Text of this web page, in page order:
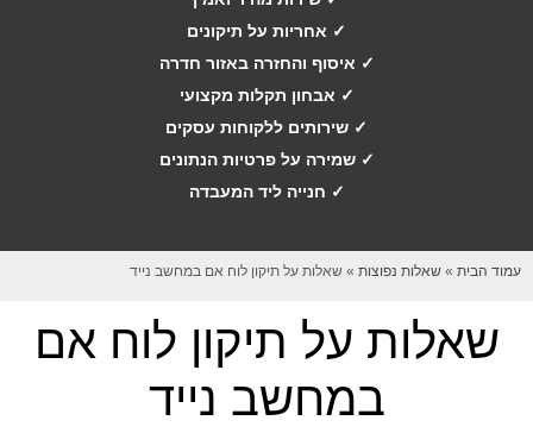
✓ אחריות על תיקונים
✓ איסוף והחזרה באזור חדרה
✓ אבחון תקלות מקצועי
✓ שירותים ללקוחות עסקים
✓ שמירה על פרטיות הנתונים
✓ חנייה ליד המעבדה
עמוד הבית » שאלות נפוצות » שאלות על תיקון לוח אם במחשב נייד
שאלות על תיקון לוח אם
במחשב נייד